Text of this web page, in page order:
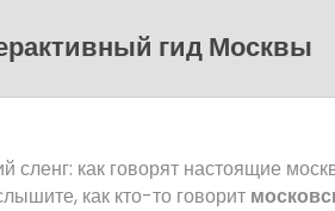
гид Москвы
сленг: как говорят настоящие
как кто-то говорит